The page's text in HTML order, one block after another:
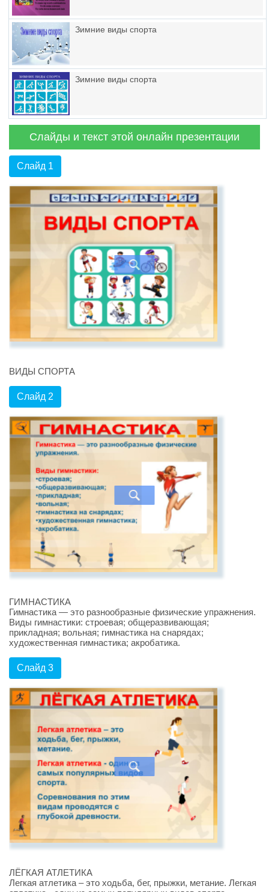
Зимние виды спорта
Зимние виды спорта
Слайды и текст этой онлайн презентации
Слайд 1
ВИДЫ СПОРТА
Слайд 2
ГИМНАСТИКА
Гимнастика — это разнообразные физические упражнения.
Виды гимнастики: строевая; общеразвивающая;
прикладная; вольная; гимнастика на снарядах;
художественная гимнастика; акробатика.
Слайд 3
ЛЁГКАЯ АТЛЕТИКА
Легкая атлетика – это ходьба, бег, прыжки, метание. Легкая